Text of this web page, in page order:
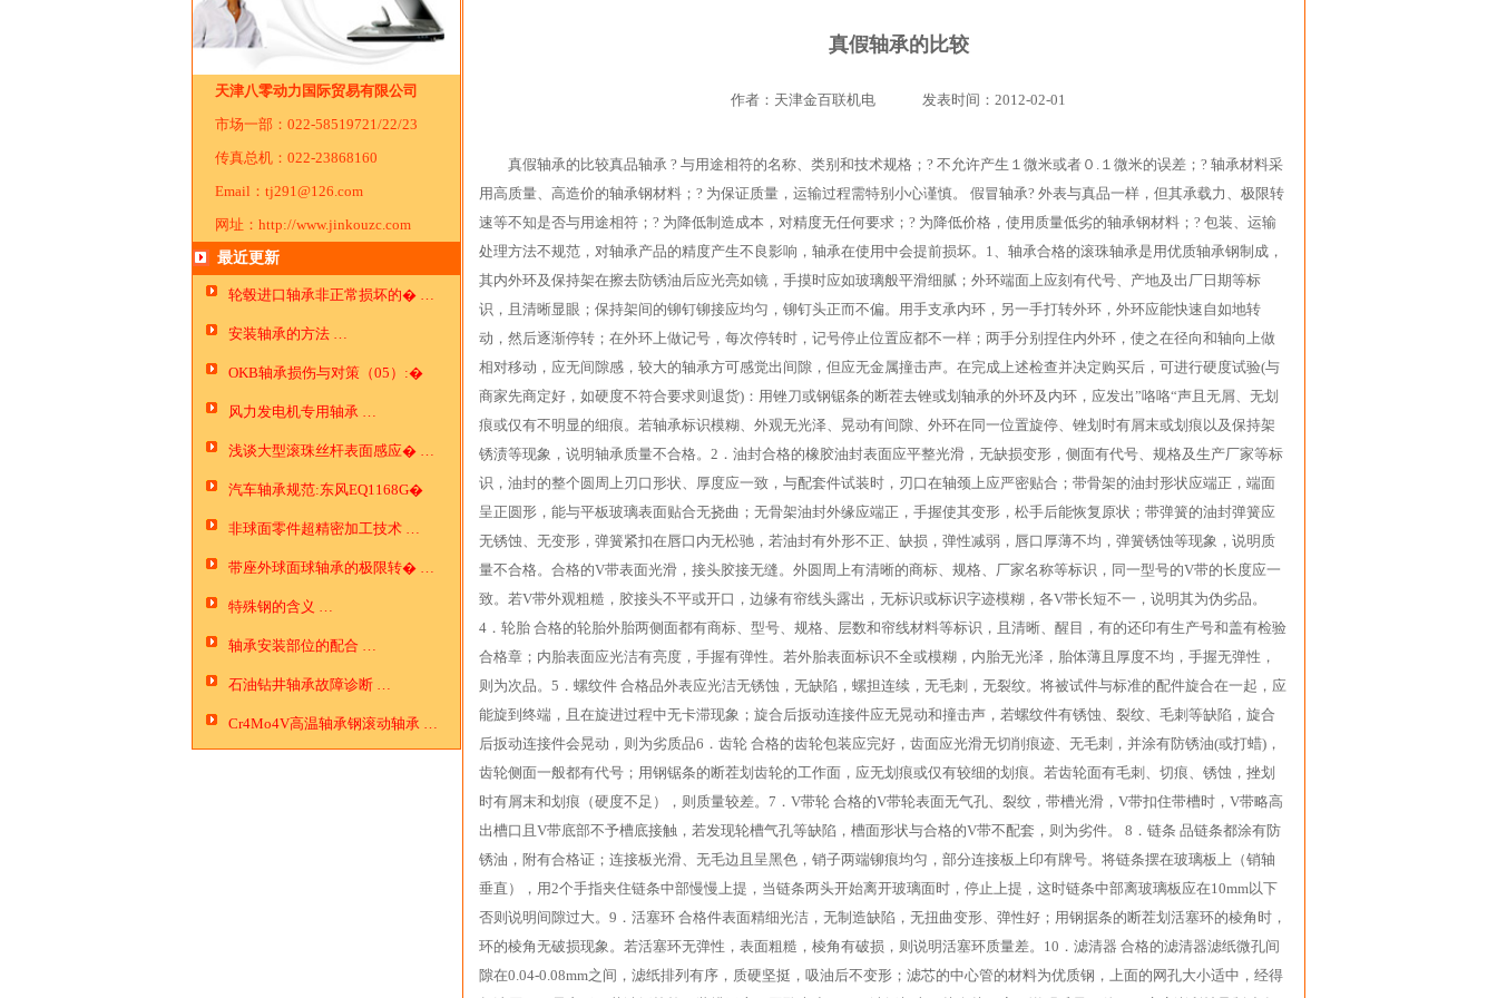
天津八零动力国际贸易有限公司
市场一部：022-58519721/22/23
传真总机：022-23868160
Email：tj291@126.com
网址：http://www.jinkouzc.com
最近更新
轮毂进口轴承非正常损坏的� …
安装轴承的方法 …
OKB轴承损伤与对策（05）:�
…
风力发电机专用轴承 …
浅谈大型滚珠丝杆表面感应� …
汽车轴承规范:东风EQ1168G�
…
非球面零件超精密加工技术 …
带座外球面球轴承的极限转� …
特殊钢的含义 …
轴承安装部位的配合 …
石油钻井轴承故障诊断 …
Cr4Mo4V高温轴承钢滚动轴承 …
真假轴承的比较
作者：天津金百联机电 发表时间：2012-02-01
真假轴承的比较真品轴承 ? 与用途相符的名称、类别和技术规格；? 不允许产生１微米或者０.１微米的误差；? 轴承材料采
用高质量、高造价的轴承钢材料；? 为保证质量，运输过程需特别小心谨慎。 假冒轴承? 外表与真品一样，但其承载力、极限转
速等不知是否与用途相符；? 为降低制造成本，对精度无任何要求；? 为降低价格，使用质量低劣的轴承钢材料；? 包装、运输
处理方法不规范，对轴承产品的精度产生不良影响，轴承在使用中会提前损坏。1、轴承合格的滚珠轴承是用优质轴承钢制成，
其内外环及保持架在擦去防锈油后应光亮如镜，手摸时应如玻璃般平滑细腻；外环端面上应刻有代号、产地及出厂日期等标
识，且清晰显眼；保持架间的铆钉铆接应均匀，铆钉头正而不偏。用手支承内环，另一手打转外环，外环应能快速自如地转
动，然后逐渐停转；在外环上做记号，每次停转时，记号停止位置应都不一样；两手分别捏住内外环，使之在径向和轴向上做
相对移动，应无间隙感，较大的轴承方可感觉出间隙，但应无金属撞击声。在完成上述检查并决定购买后，可进行硬度试验(与
商家先商定好，如硬度不符合要求则退货)：用锉刀或钢锯条的断茬去锉或划轴承的外环及内环，应发出”咯咯“声且无屑、无划
痕或仅有不明显的细痕。若轴承标识模糊、外观无光泽、晃动有间隙、外环在同一位置旋停、锉划时有屑末或划痕以及保持架
锈渍等现象，说明轴承质量不合格。2．油封合格的橡胶油封表面应平整光滑，无缺损变形，侧面有代号、规格及生产厂家等标
识，油封的整个圆周上刃口形状、厚度应一致，与配套件试装时，刃口在轴颈上应严密贴合；带骨架的油封形状应端正，端面
呈正圆形，能与平板玻璃表面贴合无挠曲；无骨架油封外缘应端正，手握使其变形，松手后能恢复原状；带弹簧的油封弹簧应
无锈蚀、无变形，弹簧紧扣在唇口内无松驰，若油封有外形不正、缺损，弹性减弱，唇口厚薄不均，弹簧锈蚀等现象，说明质
量不合格。合格的V带表面光滑，接头胶接无缝。外圆周上有清晰的商标、规格、厂家名称等标识，同一型号的V带的长度应一
致。若V带外观粗糙，胶接头不平或开口，边缘有帘线头露出，无标识或标识字迹模糊，各V带长短不一，说明其为伪劣品。
4．轮胎 合格的轮胎外胎两侧面都有商标、型号、规格、层数和帘线材料等标识，且清晰、醒目，有的还印有生产号和盖有检验
合格章；内胎表面应光洁有亮度，手握有弹性。若外胎表面标识不全或模糊，内胎无光泽，胎体薄且厚度不均，手握无弹性，
则为次品。5．螺纹件 合格品外表应光洁无锈蚀，无缺陷，螺担连续，无毛刺，无裂纹。将被试件与标准的配件旋合在一起，应
能旋到终端，且在旋进过程中无卡滞现象；旋合后扳动连接件应无晃动和撞击声，若螺纹件有锈蚀、裂纹、毛刺等缺陷，旋合
后扳动连接件会晃动，则为劣质品6．齿轮 合格的齿轮包装应完好，齿面应光滑无切削痕迹、无毛刺，并涂有防锈油(或打蜡)，
齿轮侧面一般都有代号；用钢锯条的断茬划齿轮的工作面，应无划痕或仅有较细的划痕。若齿轮面有毛刺、切痕、锈蚀，挫划
时有屑末和划痕（硬度不足），则质量较差。7．V带轮 合格的V带轮表面无气孔、裂纹，带槽光滑，V带扣住带槽时，V带略高
出槽口且V带底部不予槽底接触，若发现轮槽气孔等缺陷，槽面形状与合格的V带不配套，则为劣件。 8．链条 品链条都涂有防
锈油，附有合格证；连接板光滑、无毛边且呈黑色，销子两端铆痕均匀，部分连接板上印有牌号。将链条摆在玻璃板上（销轴
垂直），用2个手指夹住链条中部慢慢上提，当链条两头开始离开玻璃面时，停止上提，这时链条中部离玻璃板应在10mm以下
否则说明间隙过大。9．活塞环 合格件表面精细光洁，无制造缺陷，无扭曲变形、弹性好；用钢据条的断茬划活塞环的棱角时，
环的棱角无破损现象。若活塞环无弹性，表面粗糙，棱角有破损，则说明活塞环质量差。10．滤清器 合格的滤清器滤纸微孔间
隙在0.04-0.08mm之间，滤纸排列有序，质硬坚挺，吸油后不变形；滤芯的中心管的材料为优质钢，上面的网孔大小适中，经得